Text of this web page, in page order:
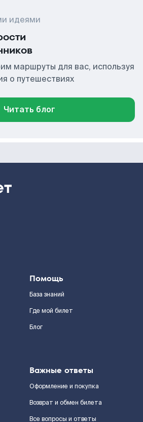
идеями
маршруты для вас, используя
о путешествиях
Читать блог
Помощь
База знаний
Где мой билет
Блог
Важные ответы
Оформление и покупка
Возврат и обмен билета
Все вопросы и ответы